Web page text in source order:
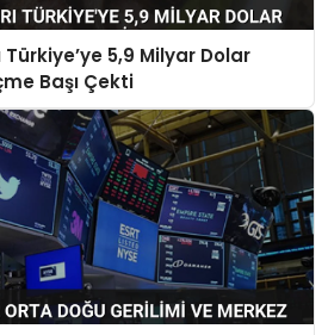
5,9 Milyar Dolar
Başı Çekti